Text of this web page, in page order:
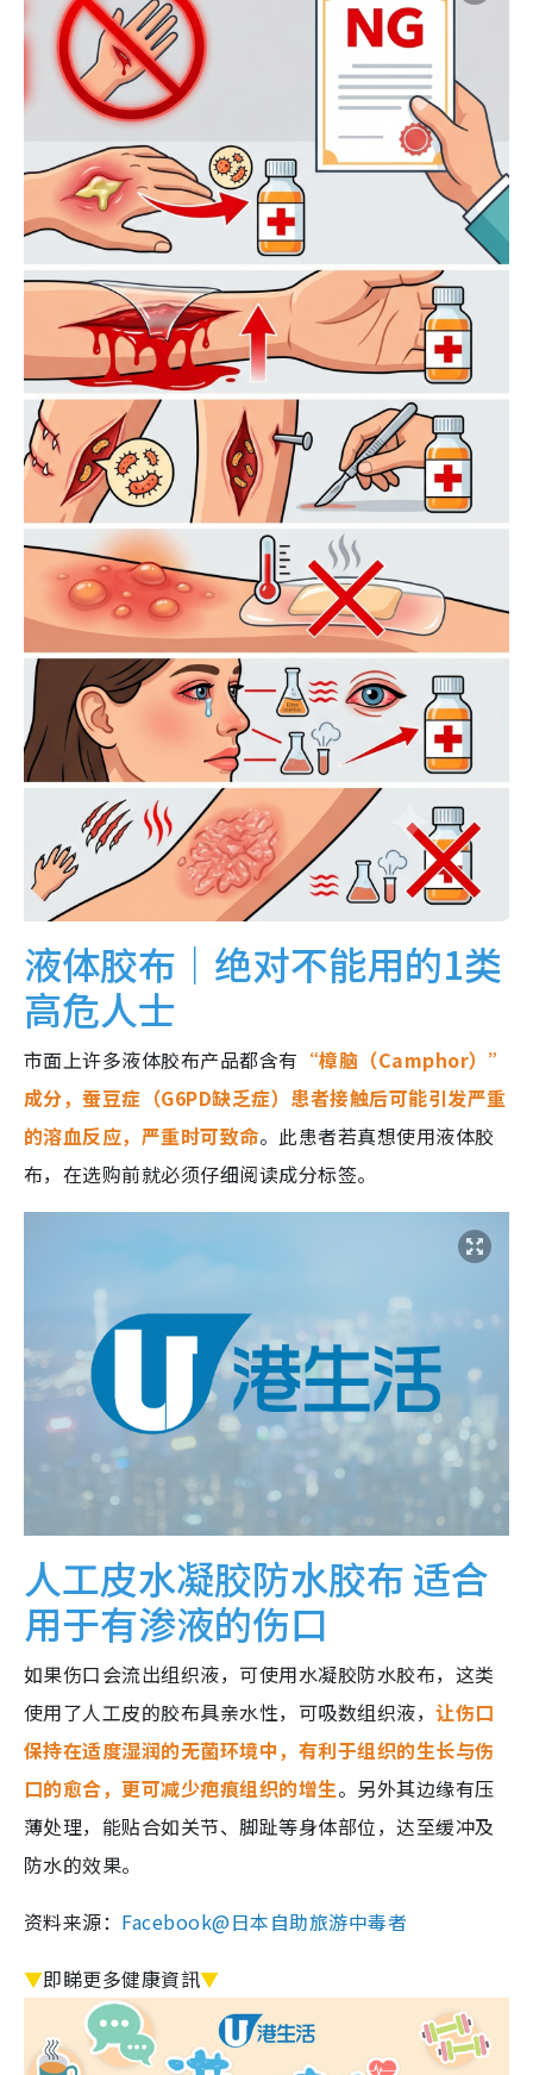
液体胶布｜绝对不能用的1类
高危人士
市面上许多液体胶布产品都含有 “樟脑（Camphor）”
成分，蚕豆症（G6PD缺乏症）患者接触后可能引发严重
的溶血反应，严重时可致命。此患者若真想使用液体胶
布，在选购前就必须仔细阅读成分标签。
人工皮水凝胶防水胶布适合
用于有渗液的伤口
如果伤口会流出组织液，可使用水凝胶防水胶布，这类
使用了人工皮的胶布具亲水性，可吸数组织液，让伤口
保持在适度湿润的无菌环境中，有利于组织的生长与伤
口的愈合，更可减少疤痕组织的增生。另外其边缘有压
薄处理，能贴合如关节、脚趾等身体部位，达至缓冲及
防水的效果。
资料来源： Facebook@日本自助旅游中毒者
▼即睇更多健康資訊▼